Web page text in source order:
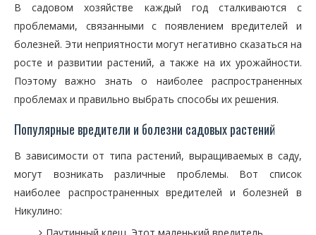
В садовом хозяйстве каждый год сталкиваются с
проблемами, связанными с появлением вредителей и
болезней. Эти неприятности могут негативно сказаться на
росте и развитии растений, а также на их урожайности.
Поэтому важно знать о наиболее распространенных
проблемах и правильно выбрать способы их решения.
Популярные вредители и болезни садовых растений
В зависимости от типа растений, выращиваемых в саду,
могут возникать различные проблемы. Вот список
наиболее распространенных вредителей и болезней в
Никулино: